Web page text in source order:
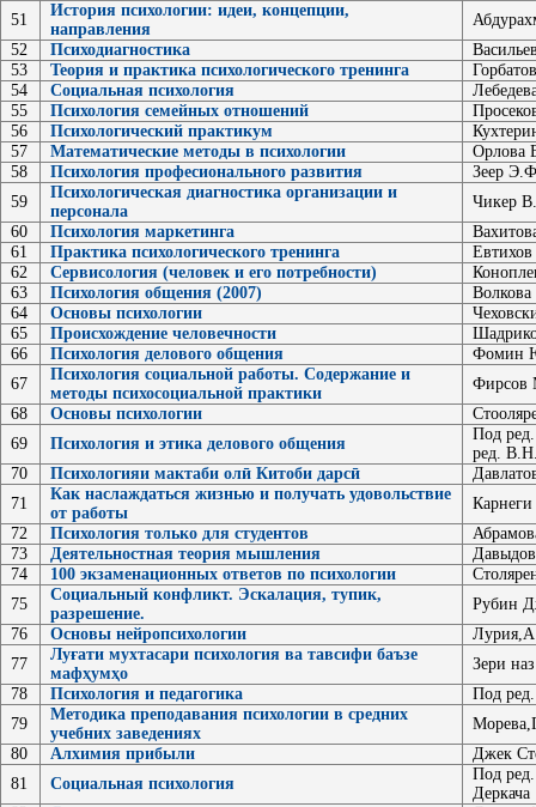
51
История психологии: идеи, концепции,
направления
52
Психодиагностика
53
Теория и практика психологического тренинга
54
Социальная психология
55
Психология семейных отношений
56
Психологический практикум
57
Математические методы в психологии
Орлова
58
Психология професионального развития
Зеер
59
Психологическая диагностика организации и
персонала
Чикер
60
Психология маркетинга
61
Практика психологического тренинга
62
Сервисология (человек и его потребности)
63
Психология общения (2007)
64
Основы психологии
65
Происхождение человечности
66
Психология делового общения
Фомин
67
Психология социальной работы. Содержание и
методы психосоциальной практики
68
Основы психологии
69
Психология и этика делового общения
Под
ред.
70
Психологияи мактаби олӣ Китоби дарсӣ
71
Как наслаждаться жизнью и получать удовольствие
от работы
72
Психология только для студентов
73
Деятельностная теория мышления
74
100 экзаменационных ответов по психологии
75
Социальный конфликт. Эскалация, тупик,
разрешение.
Рубин
76
Основы нейропсихологии
77
Луғати мухтасари психология ва тавсифи баъзе
мафҳумҳо
Зери
78
Психология и педагогика
Под
79
Методика преподавания психологии в средних
учебних заведениях
80
Алхимия прибыли
Джек
81
Социальная психология
Под
Деркача